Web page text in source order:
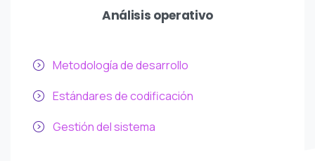
Análisis operativo
Metodología de desarrollo
Estándares de codificación
Gestión del sistema